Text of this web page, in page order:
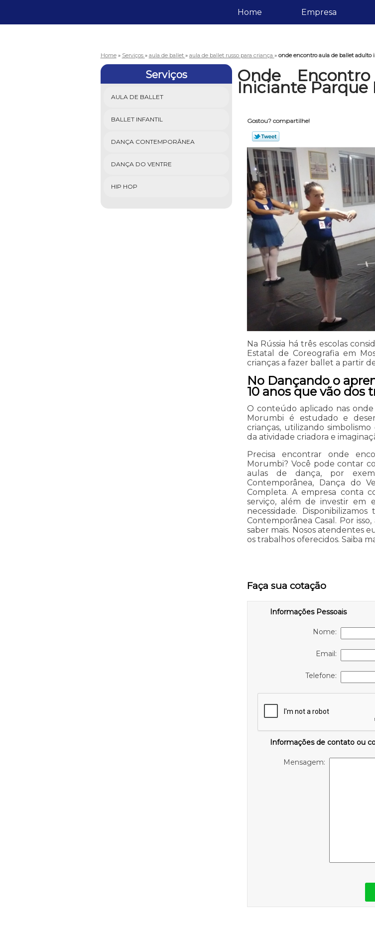
Home Empresa
Home » Serviços » aula de ballet » aula de ballet russo para criança » onde encontro aula de ballet adulto
Serviços
AULA DE BALLET
BALLET INFANTIL
DANÇA CONTEMPORÂNEA
DANÇA DO VENTRE
HIP HOP
Onde
Iniciante
Gostou? compartilhe!
Na Rússia há três escolas
Estatal de Coreografia em
crianças a fazer ballet a partir
No Dançando o
10 anos que vão dos
O conteúdo aplicado nas
Morumbi é estudado e
crianças, utilizando
da atividade criadora e
Precisa encontrar onde
Morumbi? Você pode contar
aulas de dança, por
Contemporânea, Dança do
Completa. A empresa conta
serviço, além de investir em
necessidade.
Contemporânea Casal. Por
saber mais. Nosos atendentes
os trabalhos oferecidos. Saiba
Faça sua cotação
Informações Pessoais
Nome:
Email:
Telefone:
Informações de contato ou
Mensagem: